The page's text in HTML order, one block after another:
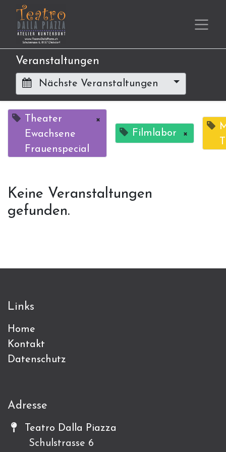
Veranstaltungen
Nächste Veranstaltungen
Theater
Ewachsene
Frauenspecial
×
Filmlabor
×
Keine Veranstaltungen
gefunden.
Links
Home
Kontakt
Datenschutz
Adresse
Teatro Dalla Piazza
Schulstrasse 6